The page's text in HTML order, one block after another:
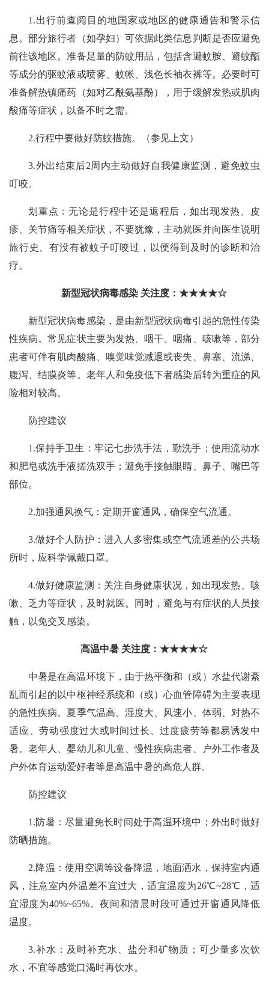
1.出行前查阅目的地国家或地区的健康通告和警示信
息。部分旅行者（如孕妇）可依据此类信息判断是否应避免
前往该地区。准备足量的防蚊用品，包括含避蚊胺、避蚊酯
等成分的驱蚊液或喷雾、蚊帐、浅色长袖衣裤等。必要时可
准备解热镇痛药（如对乙酰氨基酚），用于缓解发热或肌肉
酸痛等症状，以备不时之需。
2.行程中要做好防蚊措施。（参见上文）
3.外出结束后2周内主动做好自我健康监测，避免蚊虫
叮咬。
划重点：无论是行程中还是返程后，如出现发热、皮
疹、关节痛等相关症状，不要犹豫，主动就医并向医生说明
旅行史、有没有被蚊子叮咬过，以便得到及时的诊断和治
疗。
新型冠状病毒感染 关注度：★★★★☆
新型冠状病毒感染，是由新型冠状病毒引起的急性传染
性疾病。常见症状主要为发热、咽干、咽痛、咳嗽等，部分
患者可伴有肌肉酸痛、嗅觉味觉减退或丧失、鼻塞、流涕、
腹泻、结膜炎等。老年人和免疫低下者感染后转为重症的风
险相对较高。
防控建议
1.保持手卫生：牢记七步洗手法，勤洗手；使用流动水
和肥皂或洗手液搓洗双手；避免手接触眼睛、鼻子、嘴巴等
部位。
2.加强通风换气：定期开窗通风，确保空气流通。
3.做好个人防护：进入人多密集或空气流通差的公共场
所时，应科学佩戴口罩。
4.做好健康监测：关注自身健康状况，如出现发热、咳
嗽、乏力等症状，及时就医。同时，避免与有症状的人员接
触，以免交叉感染。
高温中暑 关注度：★★★★☆
中暑是在高温环境下，由于热平衡和（或）水盐代谢紊
乱而引起的以中枢神经系统和（或）心血管障碍为主要表现
的急性疾病。夏季气温高、湿度大、风速小、体弱、对热不
适应、劳动强度过大或时间过长、过度疲劳等都易诱发中
暑。老年人、婴幼儿和儿童、慢性疾病患者、户外工作者及
户外体育运动爱好者等是高温中暑的高危人群。
防控建议
1.防暑：尽量避免长时间处于高温环境中；外出时做好
防晒措施。
2.降温：使用空调等设备降温，地面洒水，保持室内通
风，注意室内外温差不宜过大，适宜温度为26℃~28℃，适
宜湿度为40%~65%。夜间和清晨时段可通过开窗通风降低
温度。
3.补水：及时补充水、盐分和矿物质；可少量多次饮
水，不宜等感觉口渴时再饮水。